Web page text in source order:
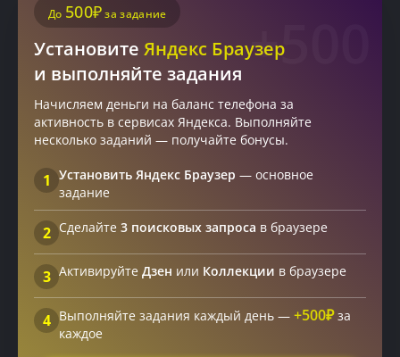
+500
До 500₽за задание
Установите Яндекс Браузер
и выполняйте задания
Начисляем деньги на баланс телефона за
активность в сервисах Яндекса. Выполняйте
несколько заданий — получайте бонусы.
1 Установить Яндекс Браузер — основное
задание
2 Сделайте 3 поисковых запроса в браузере
3 Активируйте Дзен или Коллекции в браузере
4 Выполняйте задания каждый день — +500₽за
каждое